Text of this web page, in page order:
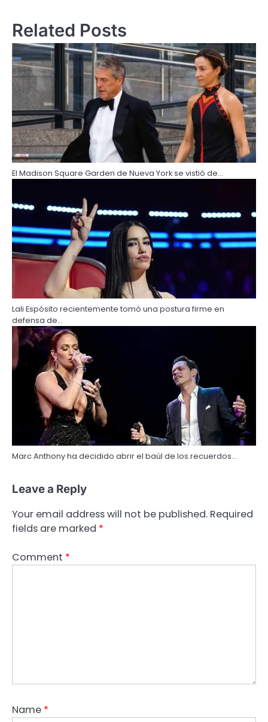
Related Posts
El Madison Square Garden de Nueva York se vistió de…
Lali Espósito recientemente tomó una postura firme en
defensa de…
Marc Anthony ha decidido abrir el baúl de los recuerdos…
Leave a Reply
Your email address will not be published. Required
fields are marked *
Comment *
Name *